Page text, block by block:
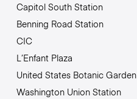
Capitol South Station
Benning Road Station
CIC
L’Enfant Plaza
United States Botanic Garden
Washington Union Station